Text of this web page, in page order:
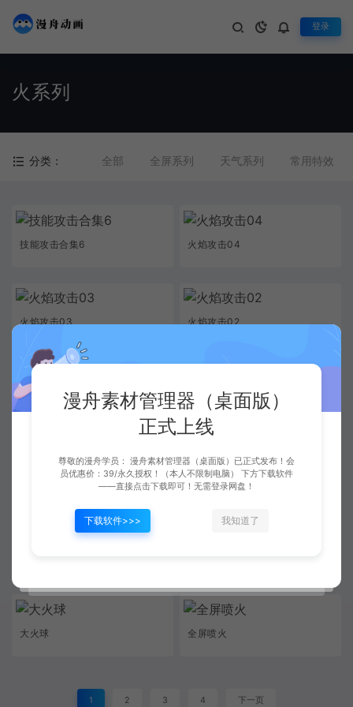
登录
火系列
分类： 全部 全屏系列 天气系列 常用特效
技能攻击合集6 火焰攻击04
火焰攻击03 火焰攻击02
火焰冲击 火系攻击01
火球横穿
大火球 全屏喷火
1 2 3 4 下一页
漫舟素材管理器（桌面版）
正式上线
尊敬的漫舟学员： 漫舟素材管理器（桌面版）已正式发布！会
员优惠价：39/永久授权！（本人不限制电脑） 下方下载软件
——直接点击下载即可！无需登录网盘！
下载软件>>> 我知道了